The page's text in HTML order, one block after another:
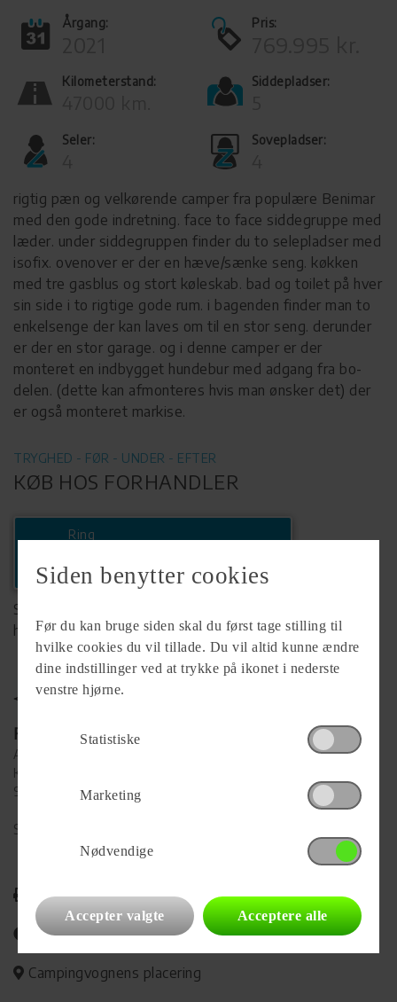
Årgang: Pris:
Kilometerstand: Siddepladser:
Seler: Sovepladser:
rigtig pæn og velkørende camper fra populære Benimar
med den gode indretning. face to face siddegruppe med
læder. under siddegruppen finder du to selepladser med
isofix. ovenover er der en hæve/sænke seng. køkken
med tre gasblus og stort køleskab. bad og toilet på hver
sin side i to rigtige gode rum. i bagenden finder man to
enkelsenge der kan laves om til en stor seng. derunder
er der en stor garage. og i denne camper er der
monteret en indbygget hundebur med adgang fra bo-
delen. (dette kan afmonteres hvis man ønsker det) der
er også monteret markise.
TRYGHED - FØR - UNDER - EFTER
KØB HOS FORHANDLER
Ring
+45 98244800
Se komplet info på forhandlerens
hjemmeside
Forhandler
Aabybro Camping og Fritid Aps
Knøsgårdvej 121
9440 Aabybro
Se alle
Udskriv
Del på Facebook
Campingvognens placering
Siden benytter cookies
Før du kan bruge siden skal du først tage stilling til
hvilke cookies du vil tillade. Du vil altid kunne ændre
dine indstillinger ved at trykke på ikonet i nederste
venstre hjørne.
Statistiske
Marketing
Nødvendige
Accepter valgte Acceptere alle